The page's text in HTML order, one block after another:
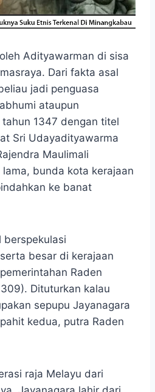
Adityawarman di sisa
Dari fakta asal
jadi penguasa
ataupun
1347 dengan titel
Sri Udayadityawarma
Maulimali
bunda kota kerajaan
ke banat
berspekulasi
besar di kerajaan
Raden
Dituturkan kalau
sepupu Jayanagara
kedua, putra Raden
raja Melayu dari